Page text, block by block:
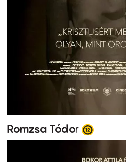
Romzsa Tódor